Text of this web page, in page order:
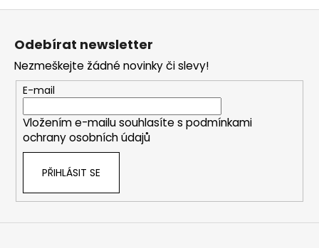
Z
Odebírat newsletter
Nezmeškejte žádné novinky či slevy!
E-mail
Vložením e-mailu souhlasíte s podmínkami
ochrany osobních údajů
PŘIHLÁSIT SE